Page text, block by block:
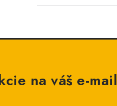
na váš e-mail